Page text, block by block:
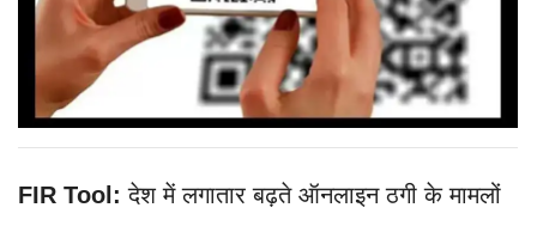
FIR Tool:देश में लगातार बढ़ते ऑनलाइन ठगी के मामलों